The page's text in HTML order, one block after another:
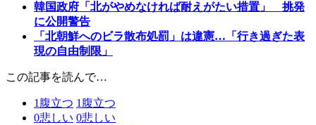
韓国政府「北がやめなければ耐えがたい措置」 挑発
に公開警告
「北朝鮮へのビラ散布処罰」は違憲…「行き過ぎた表
現の自由制限」
この記事を読んで…
1 腹立つ 1 腹立つ
0悲しい 0悲しい